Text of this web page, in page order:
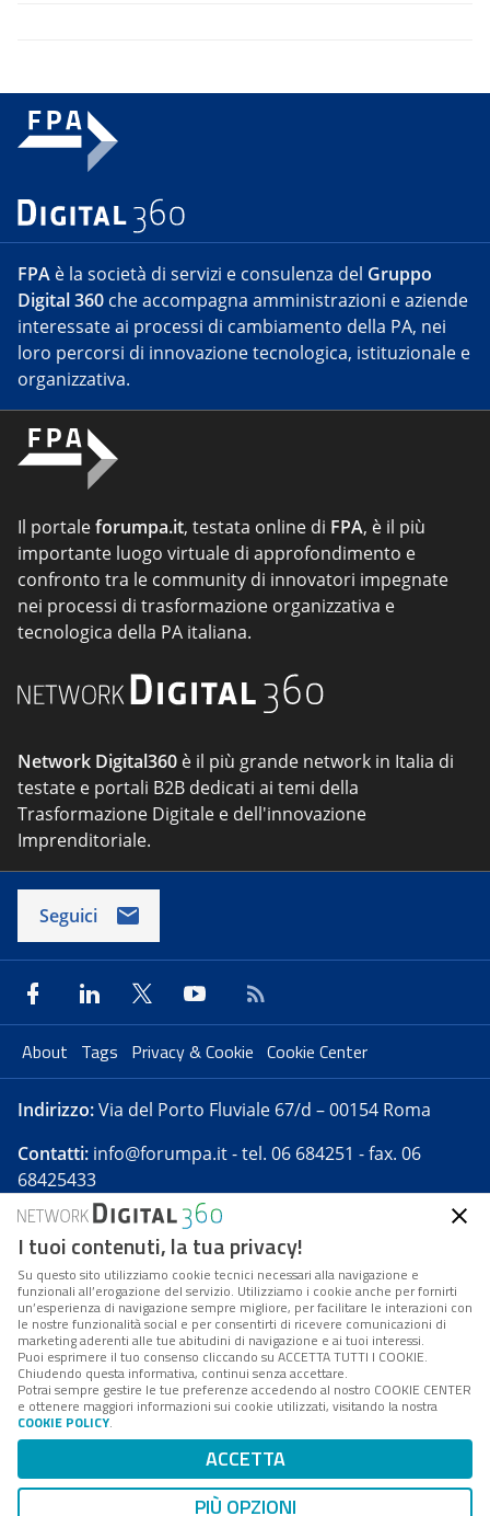
FPA è la società di servizi e consulenza del Gruppo
Digital 360 che accompagna amministrazioni e aziende
interessate ai processi di cambiamento della PA, nei
loro percorsi di innovazione tecnologica, istituzionale e
organizzativa.
Il portaleforumpa.it, testata online di FPA, è il più
importante luogo virtuale di approfondimento e
confronto tra le community di innovatori impegnate
nei processi di trasformazione organizzativa e
tecnologica della PA italiana.
Network Digital360 è il più grande network in Italia di
testate e portali B2B dedicati ai temi della
Trasformazione Digitale e dell'innovazione
Imprenditoriale.
Seguici
About Tags Privacy & Cookie Cookie Center
Indirizzo:Via del Porto Fluviale 67/d – 00154 Roma
Contatti: info@forumpa.it- tel. 06 684251 - fax. 06
68425433
Forumpa.itè una pubblicazione telematica iscritta
presso Registro della stampa del Tribunale di Roma -
Reg. n. 182 del 2 maggio 2008 - Direttore resp. Michela
Stentella
FPA s.r.l. è società soggetta a Direzione e
Coordinamento da parte di Digital360 S.p.A. - FPA s.r.l.
è un'azienda certificata per il sistema di management
Codice Fiscale/Partita IVA n. 10693191008 - R.E.A. Roma
n. 1249791. ISP AWS
Mappa del sito
I tuoi contenuti, la tua privacy!
Su questo sito utilizziamo cookie tecnici necessari alla navigazione e
funzionali all’erogazione del servizio. Utilizziamo i cookie anche per fornirti
un’esperienza di navigazione sempre migliore, per facilitare le interazioni con
le nostre funzionalità social e per consentirti di ricevere comunicazioni di
marketing aderenti alle tue abitudini di navigazione e ai tuoi interessi.
Puoi esprimere il tuo consenso cliccando su ACCETTA TUTTI I COOKIE.
Chiudendo questa informativa, continui senza accettare.
Potrai sempre gestire le tue preferenze accedendo al nostro COOKIE CENTER
e ottenere maggiori informazioni sui cookie utilizzati, visitando la nostra
COOKIE POLICY.
ACCETTA
PIÙ OPZIONI